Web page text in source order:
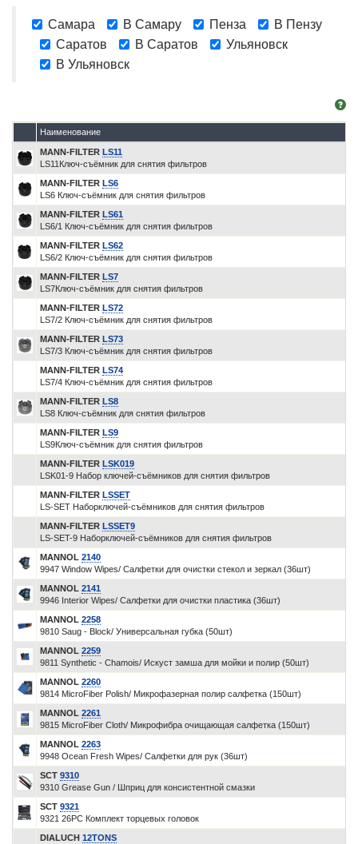
Самара В Самару Пенза
В Пензу
Саратов
В Саратов
Ульяновск
В Ульяновск
Наименование
MANN-FILTER LS11
LS11Ключ-съёмник для снятия фильтров
MANN-FILTER LS6
LS6 Ключ-съёмник для снятия фильтров
MANN-FILTER LS61
LS6/1 Ключ-съёмник для снятия фильтров
MANN-FILTER LS62
LS6/2 Ключ-съёмник для снятия фильтров
MANN-FILTER LS7
LS7Ключ-съёмник для снятия фильтров
MANN-FILTER LS72
LS7/2 Ключ-съёмник для снятия фильтров
MANN-FILTER LS73
LS7/3 Ключ-съёмник для снятия фильтров
MANN-FILTER LS74
LS7/4 Ключ-съёмник для снятия фильтров
MANN-FILTER LS8
LS8 Ключ-съёмник для снятия фильтров
MANN-FILTER LS9
LS9Ключ-съёмник для снятия фильтров
MANN-FILTER LSK019
LSK01-9 Набор ключей-съёмников для снятия фильтров
MANN-FILTER LSSET
LS-SET Наборключей-съёмников для снятия фильтров
MANN-FILTER LSSET9
LS-SET-9 Наборключей-съёмников для снятия фильтров
MANNOL 2140
9947 Window Wipes/ Салфетки для очистки стекол и зеркал (36шт)
MANNOL 2141
9946 Interior Wipes/ Салфетки для очистки пластика (36шт)
MANNOL 2258
9810 Saug - Block/ Универсальная губка (50шт)
MANNOL 2259
9811 Synthetic - Chamois/ Искуст замша для мойки и полир (50шт)
MANNOL 2260
9814 MicroFiber Polish/ Микрофазерная полир салфетка (150шт)
MANNOL 2261
9815 MicroFiber Cloth/ Микрофибра очищающая салфетка (150шт)
MANNOL 2263
9948 Ocean Fresh Wipes/ Салфетки для рук (36шт)
SCT 9310
9310 Grease Gun / Шприц для консистентной смазки
SCT 9321
9321 26PC Комплект торцевых головок
DIALUCH 12TONS